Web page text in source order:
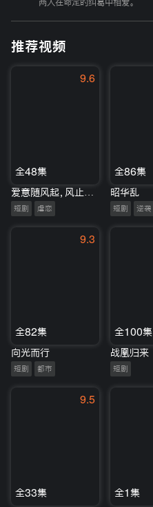
两人在命定的纠葛中相爱。
推荐视频
9.6
全48集
短剧 虐恋
全86集
昭华乱
短剧 逆袭
9.3
全82集
向光而行
短剧 都市
全100集
战凰归来
短剧
9.5
全33集
全1集